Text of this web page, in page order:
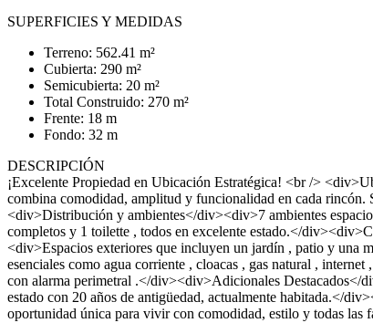
SUPERFICIES Y MEDIDAS
Terreno: 562.41 m²
Cubierta: 290 m²
Semicubierta: 20 m²
Total Construido: 270 m²
Frente: 18 m
Fondo: 32 m
DESCRIPCIÓN
¡Excelente Propiedad en Ubicación Estratégica! <br />
combina comodidad, amplitud y funcionalidad en cada
<div>Distribución y ambientes</div><div>7 ambientes
completos y 1 toilette , todos en excelente estado.</
<div>Espacios exteriores que incluyen un jardín , patio y una
esenciales como agua corriente , cloacas , gas natural ,
con alarma perimetral .</div><div>Adicionales Destacados</
estado con 20 años de antigüedad, actualmente habitada.</
oportunidad única para vivir con comodidad, estilo y todas